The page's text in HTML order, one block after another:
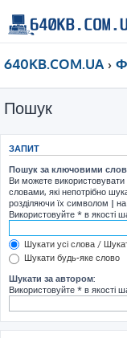
640KB.COM.UA
Пошук
ЗАПИТ
Пошук за ключовими
Ви можете використовувати
словами, які непотрібно
розділяючи їх символом |
Використовуйте * в якості
Шукати усі слова /
Шукати будь-яке слово
Шукати за автором:
Використовуйте * в якості